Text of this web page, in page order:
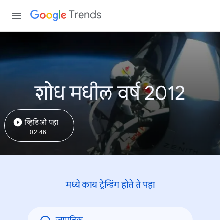
Trends
शोध मधील वर्ष 2012
व्हिडिओ पहा
02:46
मध्ये काय ट्रेन्डिंंग होते ते पहा